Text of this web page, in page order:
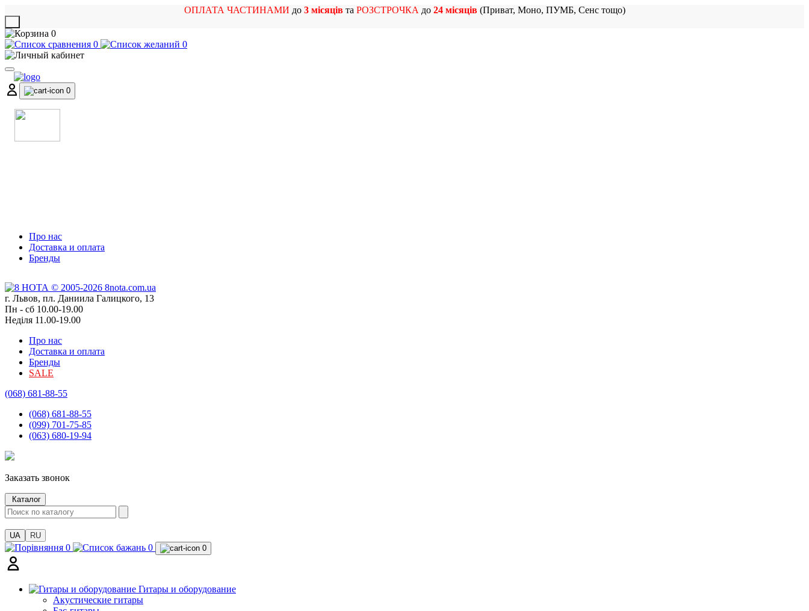
ОПЛАТА ЧАСТИНАМИ до 3 місяцівта РОЗСТРОЧКА до 24 місяців(Приват, Моно, ПУМБ, Сенс тощо)
0
0
0
0
Про нас
Доставка и оплата
Бренды
г. Львов, пл. Даниила Галицкого, 13
Пн - сб 10.00-19.00
Неділя 11.00-19.00
Про нас
Доставка и оплата
Бренды
SALE
(068) 681-88-55
(068) 681-88-55
(099) 701-75-85
(063) 680-19-94
Заказать звонок
Каталог
UA RU
0 0 0
Гитары и оборудование
Акустические гитары